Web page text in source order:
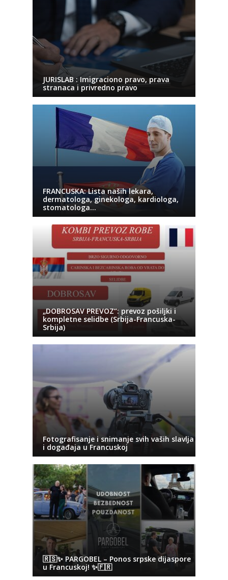
JURISLAB : Imigraciono pravo, prava
stranaca i privredno pravo
FRANCUSKA: Lista naših lekara,
dermatologa, ginekologa, kardiologa,
stomatologa…
„DOBROSAV PREVOZ“: prevoz pošiljki i
kompletne selidbe (Srbija-Francuska-
Srbija)
Fotografisanje i snimanje svih vaših slavlja
i događaja u Francuskoj
🇷🇸✨ PARGOBEL – Ponos srpske dijaspore
u Francuskoj! ✨🇫🇷